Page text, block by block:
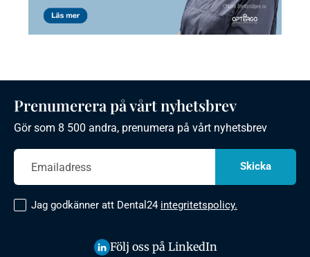
Prenumerera på vårt nyhetsbrev
Gör som 8 500 andra, prenumera på vårt nyhetsbrev
Jag godkänner att Dental24 integritetspolicy.
Följ oss på LinkedIn